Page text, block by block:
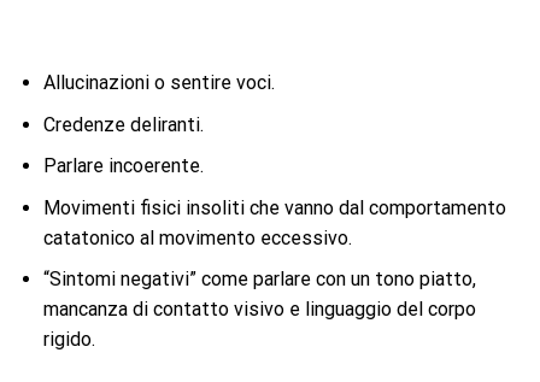
Allucinazioni o sentire voci.
Credenze deliranti.
Parlare incoerente.
Movimenti fisici insoliti che vanno dal comportamento
catatonico al movimento eccessivo.
“Sintomi negativi” come parlare con un tono piatto,
mancanza di contatto visivo e linguaggio del corpo
rigido.